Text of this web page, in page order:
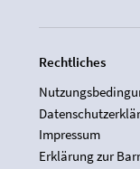
Rechtliches
Impressum
Erklärung zur